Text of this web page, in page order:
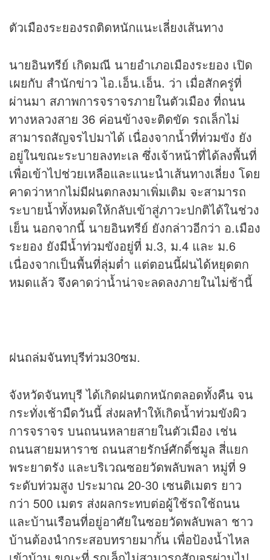
ตัวเมืองระยองรถติดหนักแนะเลี่ยงเส้นทาง
นายอินทรีย์ เกิดมณี นายอำเภอเมืองระยอง เปิด
เผยกับ สำนักข่าวไอ.เอ็น.เอ็น. ว่า เมื่อสักครู่ที่
ผ่านมา สภาพการจราจรภายในตัวเมือง ที่ถนน
ทางหลวงสาย 36 ค่อนข้างจะติดขัด รถเล็กไม่
สามารถสัญจรไปมาได้ เนื่องจากน้ำที่ท่วมขัง ยัง
อยู่ในขณะระบายลงทะเล ซึ่งเจ้าหน้าที่ได้ลงพื้นที่
เพื่อเข้าไปช่วยเหลือและแนะนำเส้นทางเลี่ยง โดย
คาดว่าหากไม่มีฝนตกลงมาเพิ่มเติม จะสามารถ
ระบายน้ำทั้งหมดให้กลับเข้าสู่ภาวะปกติได้ในช่วง
เย็น นอกจากนี้ นายอินทรีย์ ยังกล่าวอีกว่า อ.เมือง
ระยอง ยังมีน้ำท่วมขังอยู่ที่ ม.3, ม.4 และ ม.6
เนื่องจากเป็นพื้นที่ลุ่มต่ำ แต่ตอนนี้ฝนได้หยุดตก
หมดแล้ว จึงคาดว่าน้ำน่าจะลดลงภายในไม่ช้านี้
ฝนถล่มจันทบุรีท่วม30ซม.
จังหวัดจันทบุรี ได้เกิดฝนตกหนักตลอดทั้งคืน จน
กระทั่งเช้ามืดวันนี้ ส่งผลทำให้เกิดน้ำท่วมขังผิว
การจราจร บนถนนหลายสายในตัวเมือง เช่น
ถนนสายมหาราช ถนนสายรักษ์ศักดิ์ชมูล สี่แยก
พระยาตรัง และบริเวณซอยวัดพลับพลา หมู่ที่ 9
ระดับท่วมสูง ประมาณ 20-30 เซนติเมตร ยาว
กว่า 500 เมตร ส่งผลกระทบต่อผู้ใช้รถใช้ถนน
และบ้านเรือนที่อยู่อาศัยในซอยวัดพลับพลา ชาว
บ้านต้องนำกระสอบทรายมากั้น เพื่อป้องน้ำไหล